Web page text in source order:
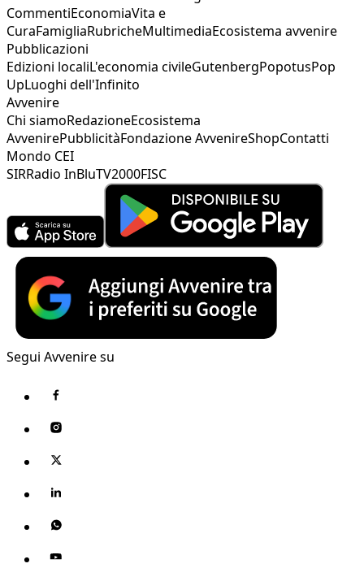
CommentiEconomiaVita e
CuraFamigliaRubricheMultimediaEcosistema avvenire
Pubblicazioni
Edizioni localiL'economia civileGutenbergPopotusPop
UpLuoghi dell'Infinito
Avvenire
Chi siamoRedazioneEcosistema
AvvenirePubblicitàFondazione AvvenireShopContatti
Mondo CEI
SIRRadio InBluTV2000FISC
Segui Avvenire su